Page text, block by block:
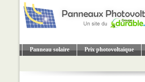
Panneau solaire Prix photovoltaique